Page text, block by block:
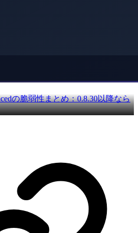
の脆弱性まとめ：0.8.30以降なら